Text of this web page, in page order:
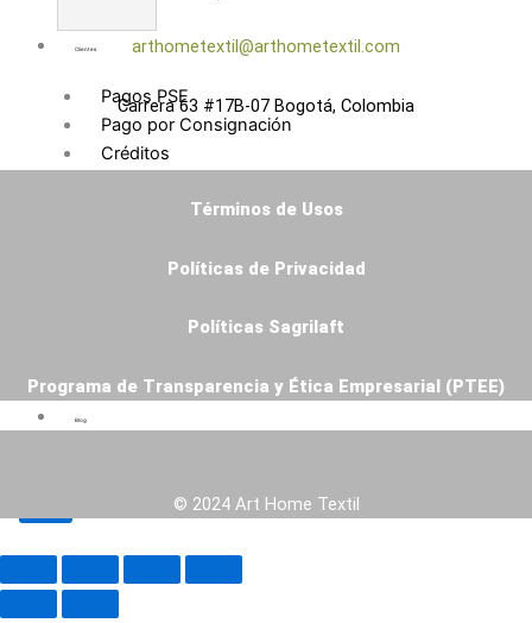
Clientes
Pagos PSE
Pago por Consignación
Créditos
Solicitud de Crédito
Venta Online
Blog
arthometextil@arthometextil.com
Carrera 63 #17B-07 Bogotá, Colombia
Términos de Usos
Políticas de Privacidad
Políticas Sagrilaft
Programa de Transparencia y Ética Empresarial (PTEE)
© 2024 Art Home Textil